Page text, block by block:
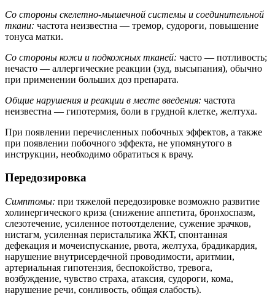
Со стороны скелетно-мышечной системы и соединительной
ткани: частота неизвестна — тремор, судороги, повышение
тонуса матки.
Со стороны кожи и подкожных тканей: часто — потливость;
нечасто — аллергические реакции (зуд, высыпания), обычно
при применении больших доз препарата.
Общие нарушения и реакции в месте введения: частота
неизвестна — гипотермия, боли в грудной клетке, желтуха.
При появлении перечисленных побочных эффектов, а также
при появлении побочного эффекта, не упомянутого в
инструкции, необходимо обратиться к врачу.
Передозировка
Симптомы: при тяжелой передозировке возможно развитие
холинергического криза (снижение аппетита, бронхоспазм,
слезотечение, усиленное потоотделение, сужение зрачков,
нистагм, усиленная перистальтика ЖКТ, спонтанная
дефекация и мочеиспускание, рвота, желтуха, брадикардия,
нарушение внутрисердечной проводимости, аритмии,
артериальная гипотензия, беспокойство, тревога,
возбуждение, чувство страха, атаксия, судороги, кома,
нарушение речи, сонливость, общая слабость).